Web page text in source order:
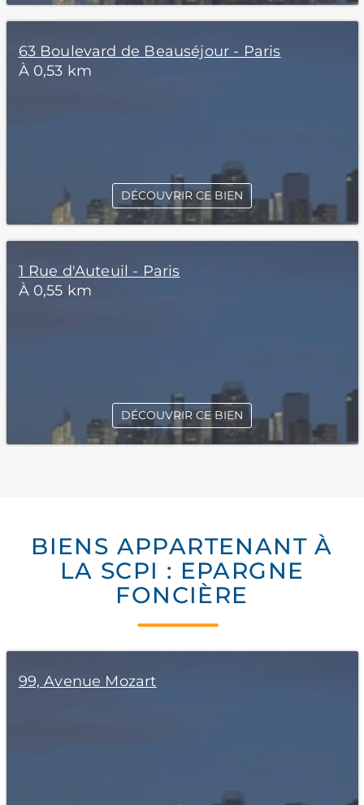
63 Boulevard de Beauséjour - Paris
À 0,53 km
DÉCOUVRIR CE BIEN
1 Rue d'Auteuil - Paris
À 0,55 km
DÉCOUVRIR CE BIEN
BIENS APPARTENANT À
LA SCPI : EPARGNE
FONCIÈRE
99, Avenue Mozart